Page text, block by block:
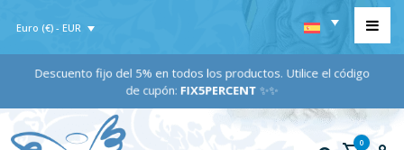
Euro (€) - EUR
Descuento fijo del 5% en todos los productos. Utilice el código
de cupón:FIX5PERCENT✨✨
0